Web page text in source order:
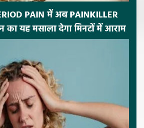
PAIN में अब PAINKILLER
यह मसाला देगा मिनटों में आराम